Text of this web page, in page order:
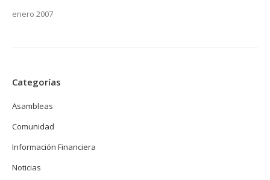
enero 2007
Categorías
Asambleas
Comunidad
Información Financiera
Noticias